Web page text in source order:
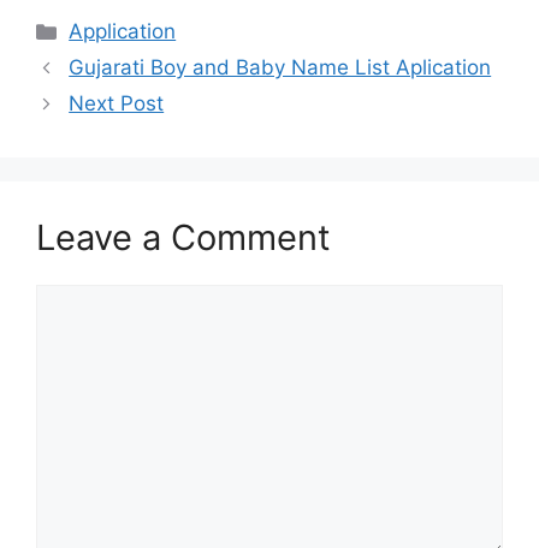
Categories
Application
Gujarati Boy and Baby Name List Aplication
Next Post
Leave a Comment